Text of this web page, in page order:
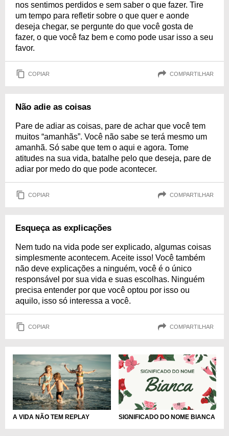
nos sentimos perdidos e sem saber o que fazer. Tire
um tempo para refletir sobre o que quer e aonde
deseja chegar, se pergunte do que você gosta de
fazer, o que você faz bem e como pode usar isso a seu
favor.
COPIAR COMPARTILHAR
Não adie as coisas
Pare de adiar as coisas, pare de achar que você tem
muitos “amanhãs”. Você não sabe se terá mesmo um
amanhã. Só sabe que tem o aqui e agora. Tome
atitudes na sua vida, batalhe pelo que deseja, pare de
adiar por medo do que pode acontecer.
COPIAR COMPARTILHAR
Esqueça as explicações
Nem tudo na vida pode ser explicado, algumas coisas
simplesmente acontecem. Aceite isso! Você também
não deve explicações a ninguém, você é o único
responsável por sua vida e suas escolhas. Ninguém
precisa entender por que você optou por isso ou
aquilo, isso só interessa a você.
COPIAR COMPARTILHAR
A VIDA NÃO TEM REPLAY SIGNIFICADO DO NOME BIANCA